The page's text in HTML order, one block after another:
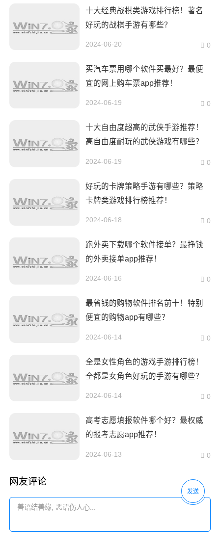
十大经典战棋类游戏排行榜！著名
好玩的战棋手游有哪些？
2024-06-20 0
买汽车票用哪个软件买最好？最便
宜的网上购车票app推荐！
2024-06-19 0
十大自由度超高的武侠手游推荐！
高自由度耐玩的武侠游戏有哪些？
2024-06-19 0
好玩的卡牌策略手游有哪些？策略
卡牌类游戏排行榜推荐！
2024-06-18 0
跑外卖下载哪个软件接单？最挣钱
的外卖接单app推荐！
2024-06-16 0
最省钱的购物软件排名前十！特别
便宜的购物app有哪些？
2024-06-14 0
全是女性角色的游戏手游排行榜！
全都是女角色好玩的手游有哪些？
2024-06-14 0
高考志愿填报软件哪个好？最权威
的报考志愿app推荐！
2024-06-13 0
网友评论
发送